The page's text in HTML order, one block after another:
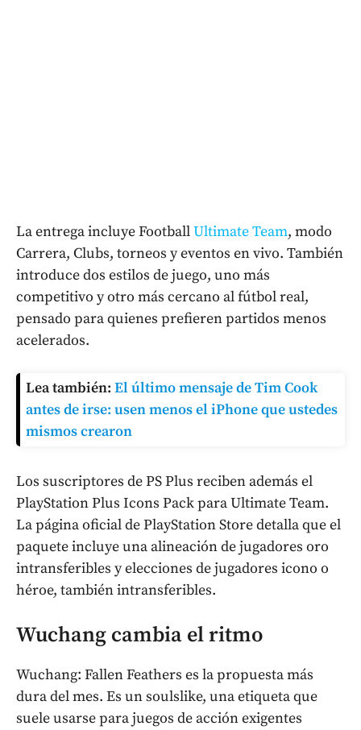
La entrega incluye FootballUltimate Team, modo
Carrera, Clubs, torneos y eventos en vivo. También
introduce dos estilos de juego, uno más
competitivo y otro más cercano al fútbol real,
pensado para quienes prefieren partidos menos
acelerados.
Lea también: El último mensaje de Tim Cook
antes de irse: usen menos el iPhone que ustedes
mismos crearon
Los suscriptores de PS Plus reciben además el
PlayStation Plus Icons Pack para Ultimate Team.
La página oficial de PlayStation Store detalla que el
paquete incluye una alineación de jugadores oro
intransferibles y elecciones de jugadores icono o
héroe, también intransferibles.
Wuchang cambia el ritmo
Wuchang: Fallen Feathers es la propuesta más
dura del mes. Es un soulslike, una etiqueta que
suele usarse para juegos de acción exigentes